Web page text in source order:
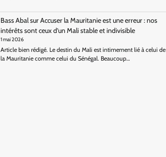
Bass AbalsurAccuser la Mauritanie est une erreur : nos
intérêts sont ceux d’un Mali stable et indivisible
1 mai 2026
Article bien rédigé. Le destin du Mali est intimement lié à celui de
la Mauritanie comme celui du Sénégal. Beaucoup…